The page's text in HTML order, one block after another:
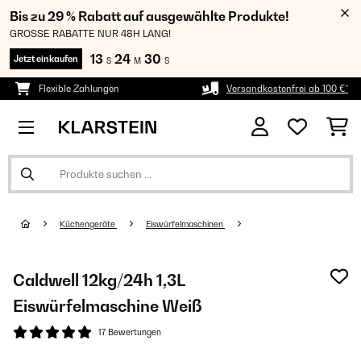
Bis zu 29 % Rabatt auf ausgewählte Produkte!
GROSSE RABATTE NUR 48H LANG!
Jetzt einkaufen 13 S 24 M 30 S
Flexible Zahlungen Versandkostenfrei ab 100 €*
Küchengeräte Eiswürfelmaschinen
Caldwell 12kg/24h 1,3L
Eiswürfelmaschine Weiß
17 Bewertungen